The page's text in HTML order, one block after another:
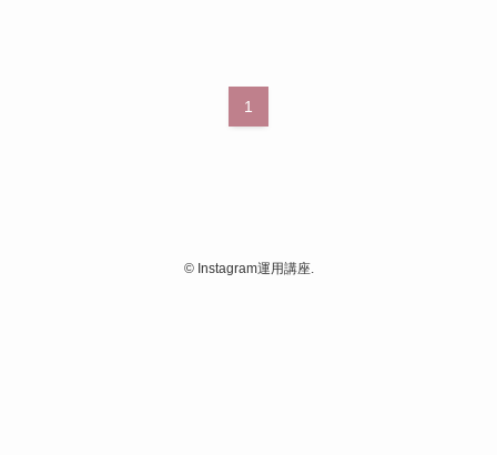
1
©Instagram運用講座.